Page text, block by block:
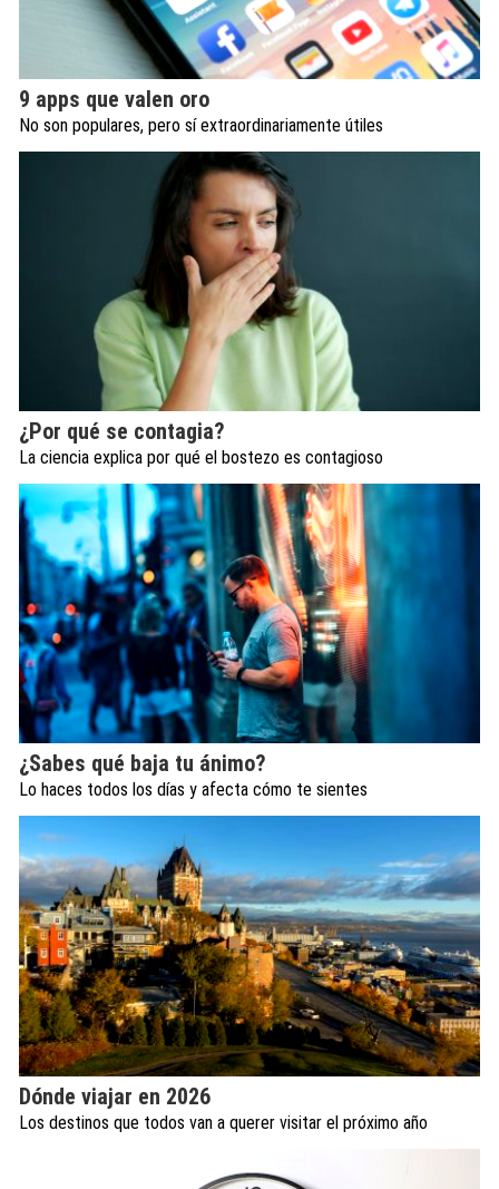
9 apps que valen oro
No son populares, pero sí extraordinariamente útiles
¿Por qué se contagia?
La ciencia explica por qué el bostezo es contagioso
¿Sabes qué baja tu ánimo?
Lo haces todos los días y afecta cómo te sientes
Dónde viajar en 2026
Los destinos que todos van a querer visitar el próximo año